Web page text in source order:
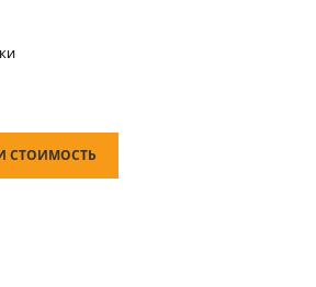
СТОИМОСТЬ